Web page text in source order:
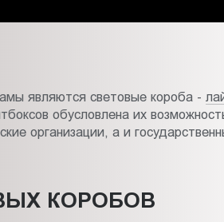
являются световые короба -
обусловлена их
организации, а и
КОРОБОВ